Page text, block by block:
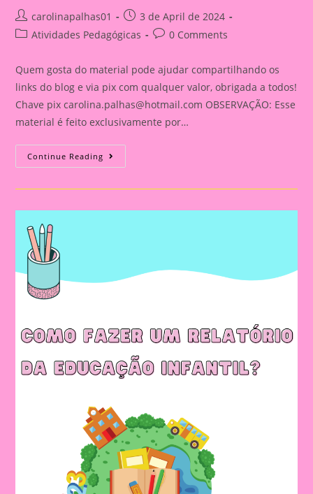
Post
author:
carolinapalhas01
Post
published:
3 de April de 2024
PostAtividades Pedagógicas
Post0 Comments
Quem gosta do material pode ajudar compartilhando os
links do blog e via pix com qualquer valor, obrigada a todos!
Chave pixcarolina.palhas@hotmail.com OBSERVAÇÃO: Esse
material é feito exclusivamente por…
Continue Reading Relatório
Individual
Avaliação